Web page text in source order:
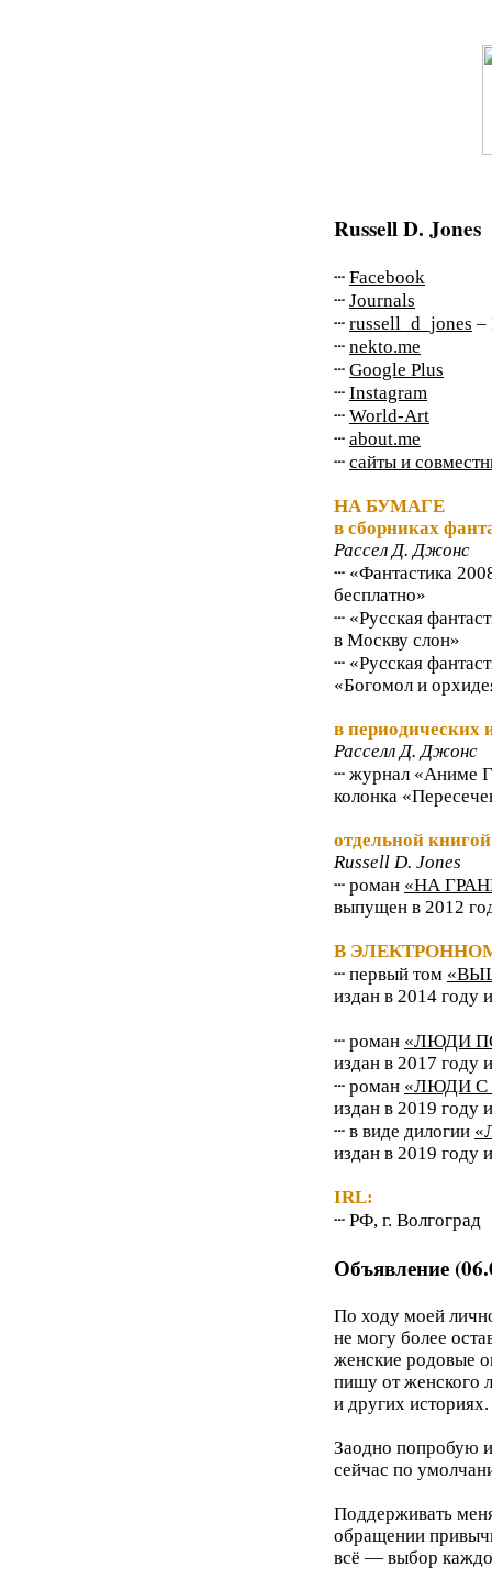
Russell D. Jones
┄ Facebook
┄ Journals
┄ russell_d_jones –
┄ nekto.me
┄ Google Plus
┄ Instagram
┄ World-Art
┄ about.me
┄ сайты и
НА БУМАГЕ
в сборниках
Рассел Д. Джонс
┄ «Фантастика
бесплатно»
┄ «Русская
в Москву слон»
┄ «Русская
«Богомол и
в периодических
Расселл Д. Джонс
┄ журнал «Аниме
колонка
отдельной
Russell D. Jones
┄ роман «НА
выпущен в 2012
В
┄ первый том
издан в 2014 году
┄ роман «ЛЮДИ
издан в 2017 году
┄ роман «ЛЮДИ С
издан в 2019 году
┄ в виде дилогии
издан в 2019 году
IRL:
┄ РФ, г. Волгоград
Объявление
По ходу моей
не могу более
женские родовые
пишу от женского
и других историях.
Заодно попробую
сейчас по
Поддерживать
обращении
всё — выбор